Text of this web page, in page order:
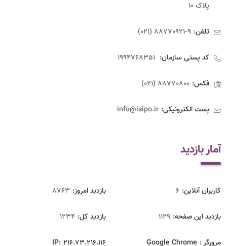
پلاک ۱۰
تلفن: 9-88770921 (021)
کد پستی سازمان:
فکس: 88770800 (021)
پست الکترونیکی: info@isipo.ir
آمار بازدید
کاربران آنلاین: 6 بازدید امروز: 8763
بازدید این صفحه: 1129 بازدید‌ کل: 1234
مرورگر : Google Chrome
IP: 216.73.216.116